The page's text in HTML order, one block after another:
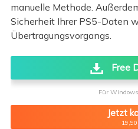
manuelle Methode.
Sicherheit Ihrer PS5-Daten
Übertragungsvorgangs.
Free
Für
Jetzt